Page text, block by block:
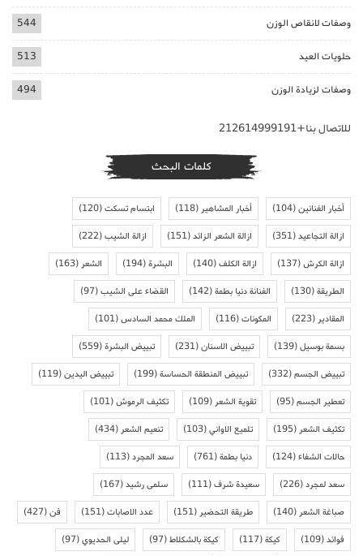
وصفات لانقاص الوزن 544
حلويات العيد 513
وصفات لزيادة الوزن 494
للاتصال بنا+212614999191
كلمات البحث
أخبار الفنانين(104) أخبار المشاهير (118) ابتسام تسكت(120)
ازالة التجاعيد(351) ازالة الشعر الزائد(151) ازالة الشيب(222)
ازالة الكرش(137) ازالة الكلف(140) البشرة(194) الشعر (163)
الطريقة(130) الفنانة دنيا بطمة(142) القضاء على الشيب(97)
المقادير (223) المكونات(116) الملك محمد السادس(101)
بسمة بوسيل(139) تبييض الاسنان(231) تبييض البشرة(559)
تبييض الجسم(332) تبييض المنطقة الحساسة(199) تبييض اليدين(119)
تعطير الجسم(95) تقوية الشعر (109) تكثيف الرموش(101)
تكثيف الشعر (195) تلميع الاواني(103) تنعيم الشعر (434)
حالات الشفاء(124) دنيا بطمة(761) سعد المجرد(113)
سعد لمجرد(226) سعيدة شرف(111) سلمى رشيد(167)
صباغة الشعر (140) طريقة التحضير (151) عدد الاصابات(151) فن(427)
فوائد(109) كيكة(117) كيكة بالشكلاط(97) ليلى الحديوي(97)